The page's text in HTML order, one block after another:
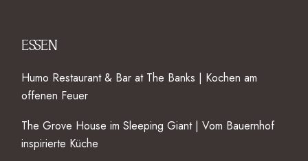
ESSEN
Humo Restaurant & Bar at The Banks | Kochen am
offenen Feuer
The Grove House im Sleeping Giant | Vom Bauernhof
inspirierte Küche